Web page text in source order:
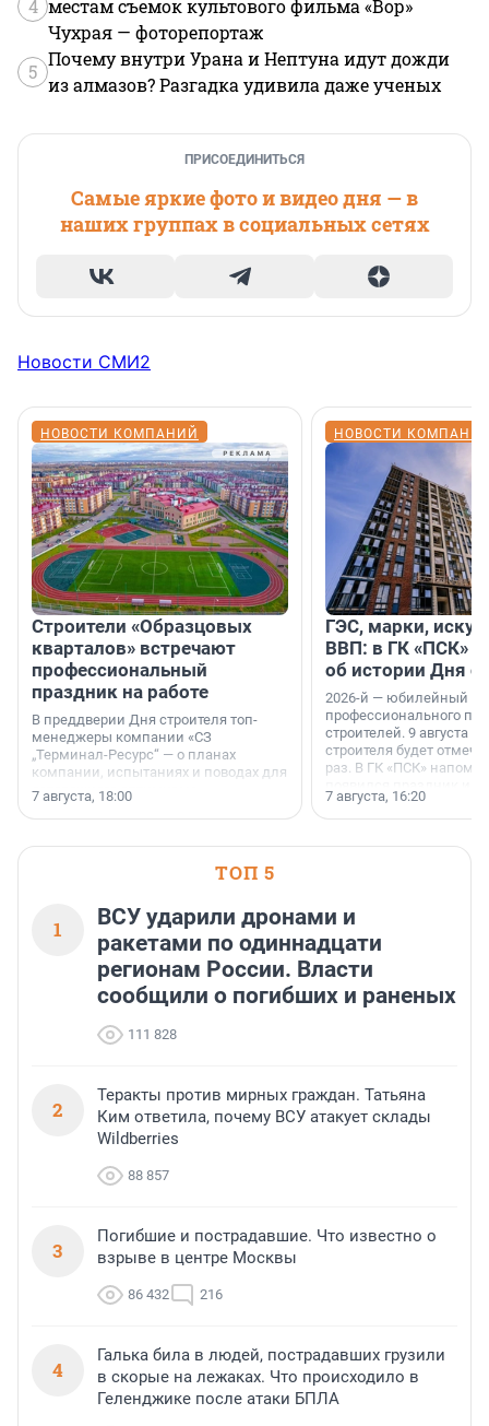
4 местам съемок культового фильма «Вор»
Чухрая — фоторепортаж
5
Почему внутри Урана и Нептуна идут дожди
из алмазов? Разгадка удивила даже ученых
ПРИСОЕДИНИТЬСЯ
Самые яркие фото и видео дня — в
наших группах в социальных сетях
Новости СМИ2
НОВОСТИ КОМПАНИЙ
Строители «Образцовых
кварталов» встречают
профессиональный
праздник на работе
В преддверии Дня строителя топ-
менеджеры компании «СЗ
„Терминал-Ресурс“ — о планах
компании, испытаниях и поводах для
осторожного оптимизма.
7 августа, 18:00
НОВОСТИ
ГЭС, марки,
ВВП: в ГК «ПСК»
об истории Дня
2026-й — юбилейный
профессионального
строителей. 9 августа
строителя будет
раз. В ГК «ПСК»
поменялась роль
7 августа, 16:20
ТОП 5
1
ВСУ ударили дронами и
ракетами по одиннадцати
регионам России. Власти
сообщили о погибших и раненых
111 828
2
Теракты против мирных граждан. Татьяна
Ким ответила, почему ВСУ атакует склады
Wildberries
88 857
3
Погибшие и пострадавшие. Что известно о
взрыве в центре Москвы
86 432 216
4
Галька била в людей, пострадавших грузили
в скорые на лежаках. Что происходило в
Геленджике после атаки БПЛА